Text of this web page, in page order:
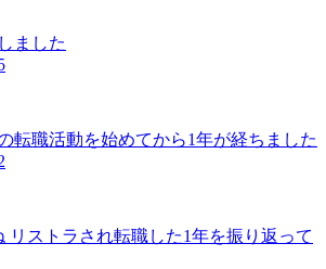
ました
転職活動を始めてから1年が経ちました
リストラされ転職した1年を振り返って